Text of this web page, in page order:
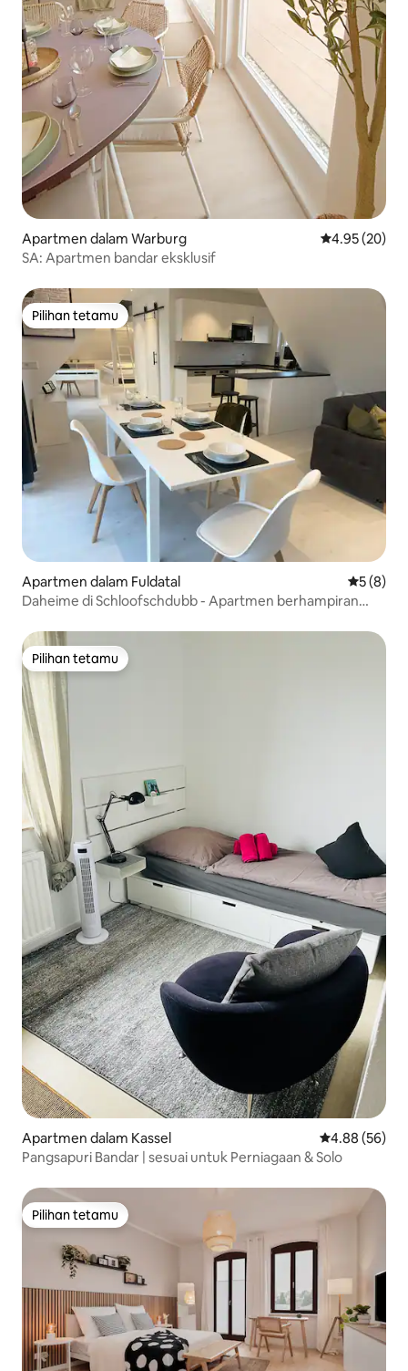
Apartmen dalam Warburg Penarafan
4.95 (20)
SA: Apartmen bandar eksklusif
Pilihan tetamu
Pilihan tetamu
Apartmen dalam Fuldatal
5 (8)
Daheime di Schloofschdubb - Apartmen berhampiran
Pilihan tetamu
Pilihan tetamu
Apartmen dalam Kassel Penarafan
4.88 (56)
Pangsapuri Bandar | sesuai untuk Perniagaan & Solo
Pilihan tetamu
Pilihan tetamu